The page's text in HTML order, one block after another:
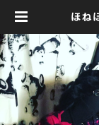
ほね
ズ ユ
ーバ
ショ
黒コ
スロ
ション
ghoney ドラッグハ
ey